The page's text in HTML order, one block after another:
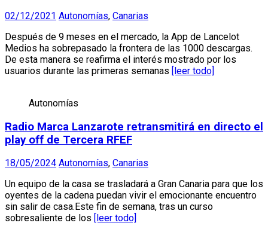
02/12/2021 Autonomías, Canarias
Después de 9 meses en el mercado, la App de Lancelot
Medios ha sobrepasado la frontera de las 1000 descargas.
De esta manera se reafirma el interés mostrado por los
usuarios durante las primeras semanas [leer todo]
Autonomías
Radio Marca Lanzarote retransmitirá en directo el
play off de Tercera RFEF
18/05/2024 Autonomías, Canarias
Un equipo de la casa se trasladará a Gran Canaria para que los
oyentes de la cadena puedan vivir el emocionante encuentro
sin salir de casa.Este fin de semana, tras un curso
sobresaliente de los
[leer todo]